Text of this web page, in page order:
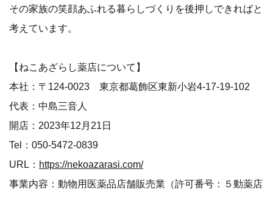
その家族の笑顔あふれる暮らしづくりを後押しできればと
考えています。
【ねこあざらし薬店について】
本社：〒124-0023 東京都葛飾区東新小岩4-17-19-102
代表：中島三音人
開店：2023年12月21日
Tel：050-5472-0839
URL： https://nekoazarasi.com/
事業内容：動物用医薬品店舗販売業（許可番号：５動薬店